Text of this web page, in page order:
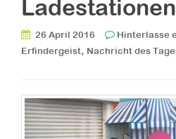
Ladestationen
26 April 2016
Hinterlasse
Erfindergeist, Nachricht des